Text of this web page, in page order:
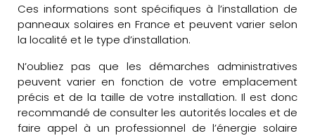
Ces informations sont spécifiques à l’installation de
panneaux solaires en France et peuvent varier selon
la localité et le type d’installation.
N’oubliez pas que les démarches administratives
peuvent varier en fonction de votre emplacement
précis et de la taille de votre installation. Il est donc
recommandé de consulter les autorités locales et de
faire appel à un professionnel de l’énergie solaire